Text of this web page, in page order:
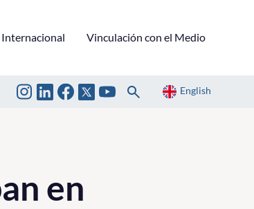
Vinculación con el Medio
English
en